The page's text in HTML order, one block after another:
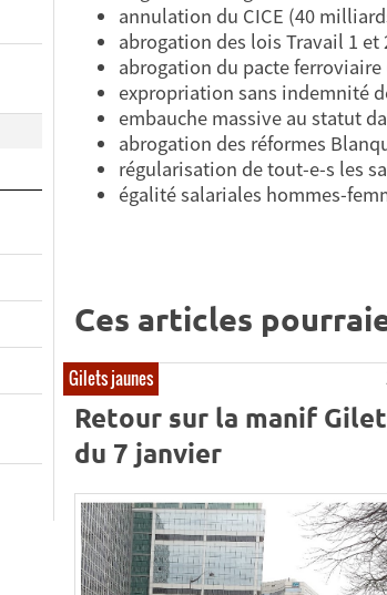
annulation du CICE (40
abrogation des lois Travail 1
abrogation du pacte
expropriation sans indemnité
embauche massive au statut
abrogation des réformes
régularisation de tout-e-s les
égalité salariales hommes-
Ces articles
Gilets jaunes
Retour sur la manif
du 7 janvier